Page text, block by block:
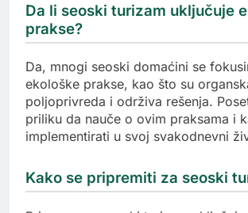
Da li seoski turizam uključuje
prakse?
Da, mnogi seoski domaćini se
ekološke prakse, kao što su
poljoprivreda i održiva rešenja.
priliku da nauče o ovim praksama i
implementirati u svoj svakodnevni
Kako se pripremiti za seoski